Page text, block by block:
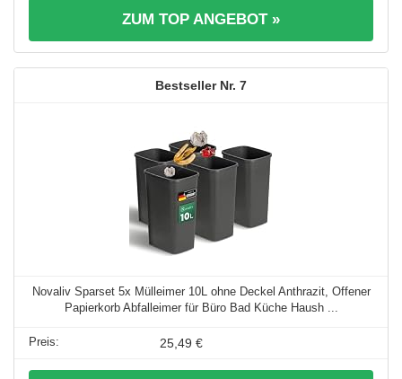
ZUM TOP ANGEBOT »
7
Novaliv Sparset 5x Mülleimer 10L ohne Deckel Anthrazit, Offener
Papierkorb Abfalleimer für Büro Bad Küche Haush ...
25,49 €